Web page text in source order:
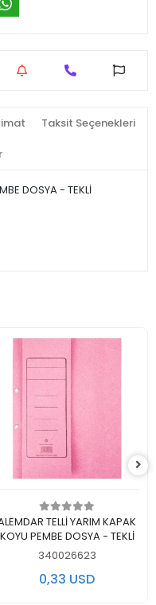
Taksit Seçenekleri
DOSYA - TEKLİ
Add to cart
TELLİ YARIM KAPAK
KOYU PEMBE DOSYA - TEKLİ
340026623
0,33 USD